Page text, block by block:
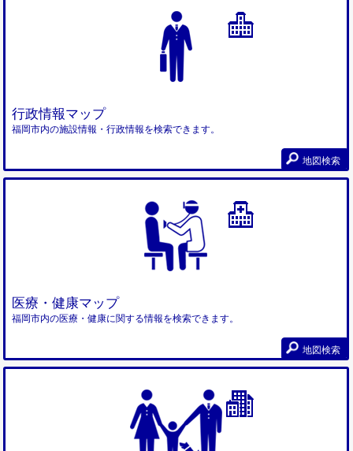
行政情報マップ
福岡市内の施設情報・行政情報を検索できます。
地図検索
医療・健康マップ
福岡市内の医療・健康に関する情報を検索できます。
地図検索